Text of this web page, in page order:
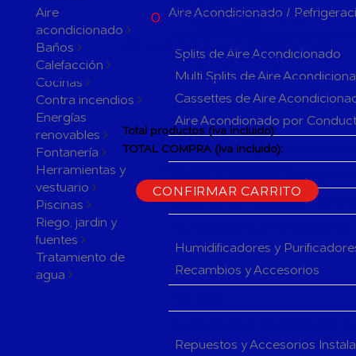
Aire
acondicionado
Baños
Calefacción
Cocinas
Contra incendios
Energías
renovables
Fontanería
Herramientas y
vestuario
Piscinas
Riego, jardin y
fuentes
Tratamiento de
agua
Aire Acondicionado /
Splits de Aire Acondicionado
Multi Splits de Aire
Cassettes de Aire
Aire Acondionado por
Herramientas y accesorios de
Sistemas de Regulación de
Humidificadores y
Recambios y Accesorios
Repuestos y Accesorios
0 PRODUCTOS EN SU
ACTUALMENTE 1 PRODUCTO
EN SU CARRITO.
Total productos (iva incluido):
TOTAL COMPRA (iva incluido):
CONFIRMAR CARRITO